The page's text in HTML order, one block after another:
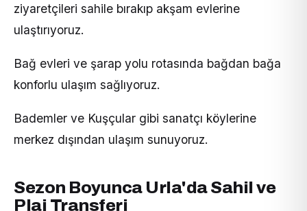
ziyaretçileri sahile bırakıp akşam evlerine
ulaştırıyoruz.
Bağ evleri ve şarap yolu rotasında bağdan bağa
konforlu ulaşım sağlıyoruz.
Bademler ve Kuşçular gibi sanatçı köylerine
merkez dışından ulaşım sunuyoruz.
Sezon Boyunca Urla'da Sahil ve
Plaj Transferi